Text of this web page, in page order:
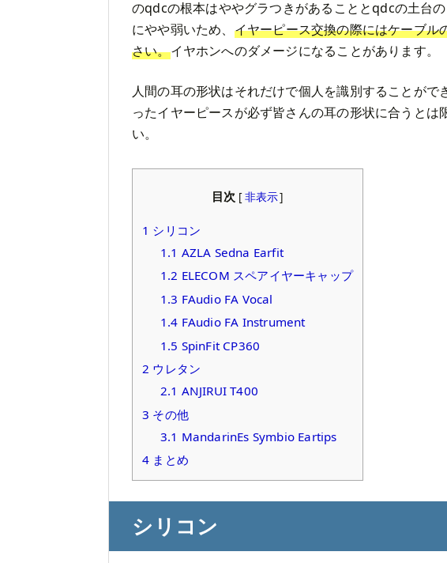
のqdcの根本はややグラつきがあることとqdcの土台
にやや弱いため、 イヤーピース交換の際にはケーブ
さい。イヤホンへのダメージになることがあります。
人間の耳の形状はそれだけで個人を識別することが
ったイヤーピースが必ず皆さんの耳の形状に合うとは
い。
目次 [非表示]
1 シリコン
1.1 AZLA Sedna Earfit
1.2 ELECOM スペアイヤーキャップ
1.3 FAudio FA Vocal
1.4 FAudio FA Instrument
1.5 SpinFit CP360
2 ウレタン
2.1 ANJIRUI T400
3 その他
3.1 MandarinEs Symbio Eartips
4 まとめ
シリコン